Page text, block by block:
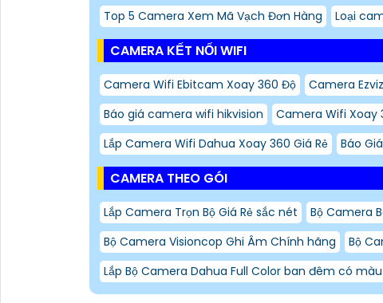
Top 5 Camera Xem Mã Vạch Đơn Hàng
Loại
CAMERA KẾT NỐI WIFI
Camera Wifi Ebitcam Xoay 360 Độ Camera
Báo giá camera wifi hikvision
Camera Wifi Xoay
Lắp Camera Wifi Dahua Xoay 360 Giá Rẻ
Báo
CAMERA THEO GÓI
Lắp Camera Trọn Bộ Giá Rẻ sắc nét
Bộ Camera
Bộ Camera Visioncop Ghi Âm Chính hãng
Bộ
Lắp Bộ Camera Dahua Full Color ban đêm có màu